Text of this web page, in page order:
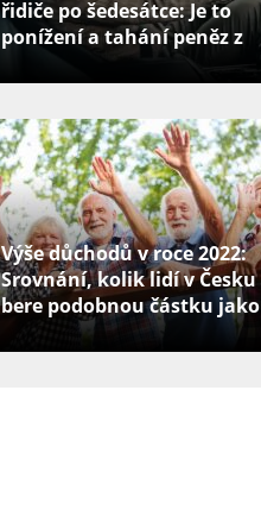
řidiče po šedesátce: Je to
ponížení a tahání peněz z
Výše důchodů v roce 2022:
Srovnání, kolik lidí v Česku
bere podobnou částku jako